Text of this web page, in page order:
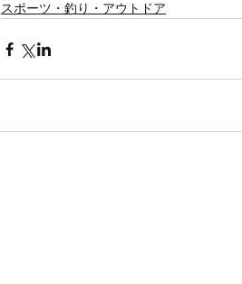
スポーツ・釣り・アウトドア